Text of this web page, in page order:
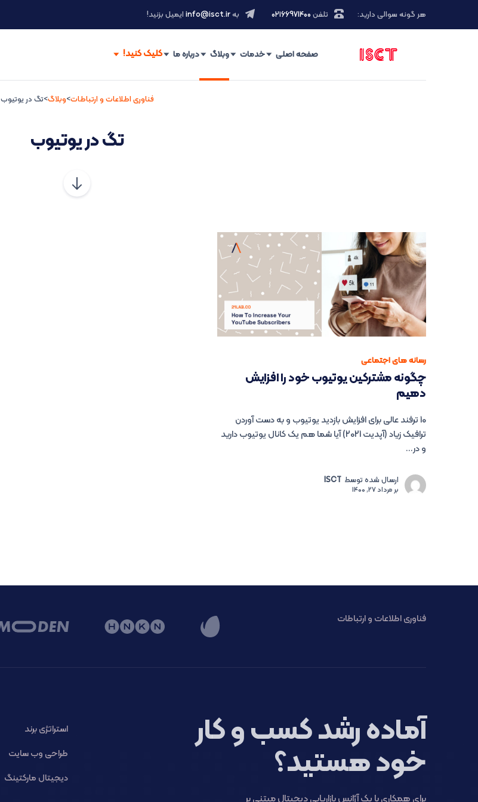
هر گونه سوالی دارید: تلفن ۰۲۱66971400 بهinfo@isct.ir ایمیل بزنید!
صفحه اصلی خدمات وبلاگ درباره ما
فناوری اطلاعات و ارتباطات>وبلاگ>تگ در یوتیوب
تگ در یوتیوب
رسانه های اجتماعی
چگونه مشترکین یوتیوب خود را افزایش
دهیم
10 ترفند عالی برای افزایش بازدید یوتیوب و به دست آوردن
ترافیک زیاد (آپدیت 2021) آیا شما هم یک کانال یوتیوب دارید
و در...
ارسال شده توسط ISCT
برمرداد 27, 1400
فناوری اطلاعات و ارتباطات
آماده رشد کسب و کار
خود هستید؟
برای همکاری با یک آژانس بازاریابی دیجیتال مبتنی بر
استراتژی برند
طراحی وب سایت
دیجیتال مارکتینگ